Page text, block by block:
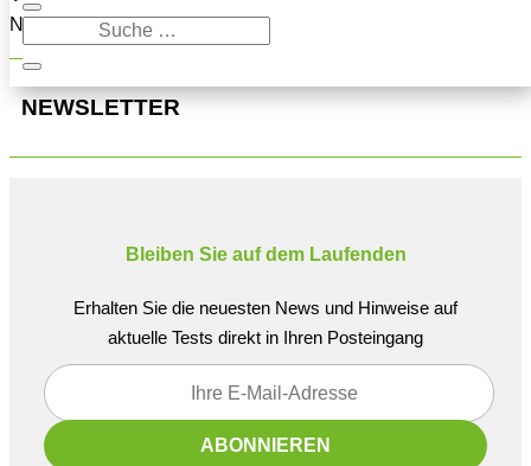
Navigation oben, um den Beitrag zu finden.
NEWSLETTER
Bleiben Sie auf dem Laufenden
Erhalten Sie die neuesten News und Hinweise auf
aktuelle Tests direkt in Ihren Posteingang